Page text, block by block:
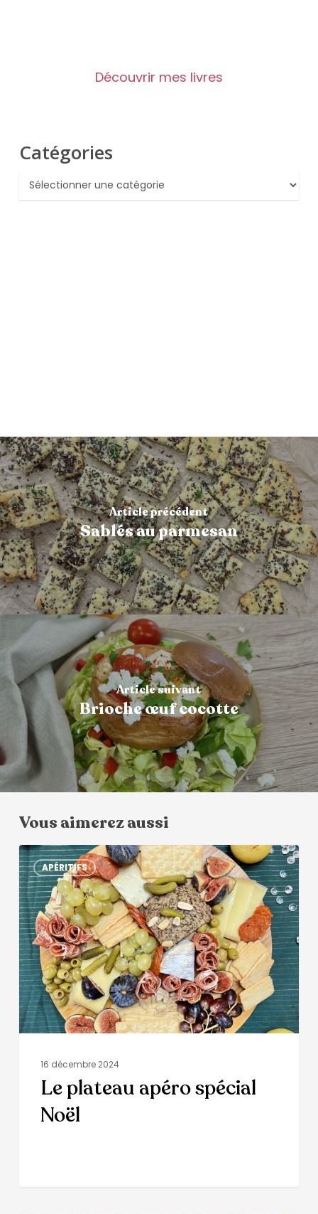
Découvrir mes livres
Catégories
Catégories
Article précédent
Sablés au parmesan
Article suivant
Brioche œuf cocotte
Vous aimerez aussi
APÉRITIFS
16 décembre 2024
Le plateau apéro spécial
Noël